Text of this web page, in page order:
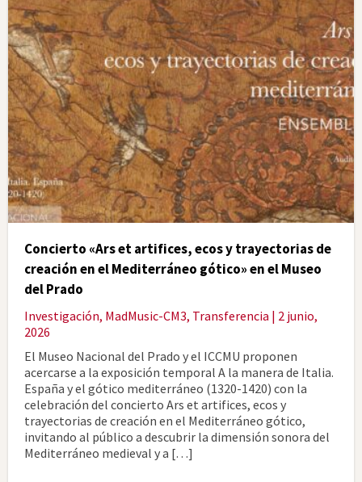
Concierto «Ars et artifices, ecos y trayectorias de
creación en el Mediterráneo gótico» en el Museo
del Prado
Investigación, MadMusic-CM3, Transferencia | 2 junio,
2026
El Museo Nacional del Prado y el ICCMU proponen
acercarse a la exposición temporal A la manera de Italia.
España y el gótico mediterráneo (1320-1420) con la
celebración del concierto Ars et artifices, ecos y
trayectorias de creación en el Mediterráneo gótico,
invitando al público a descubrir la dimensión sonora del
Mediterráneo medieval y a […]